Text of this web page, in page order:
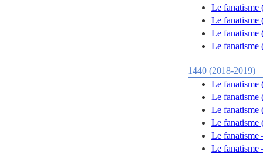
Le fanatisme
Le fanatisme
Le fanatisme
Le fanatisme
1440 (2018-2019)
Le fanatisme
Le fanatisme
Le fanatisme
Le fanatisme
Le fanatisme
Le fanatisme